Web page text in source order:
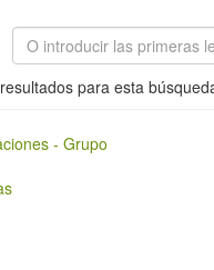
para esta
- Grupo